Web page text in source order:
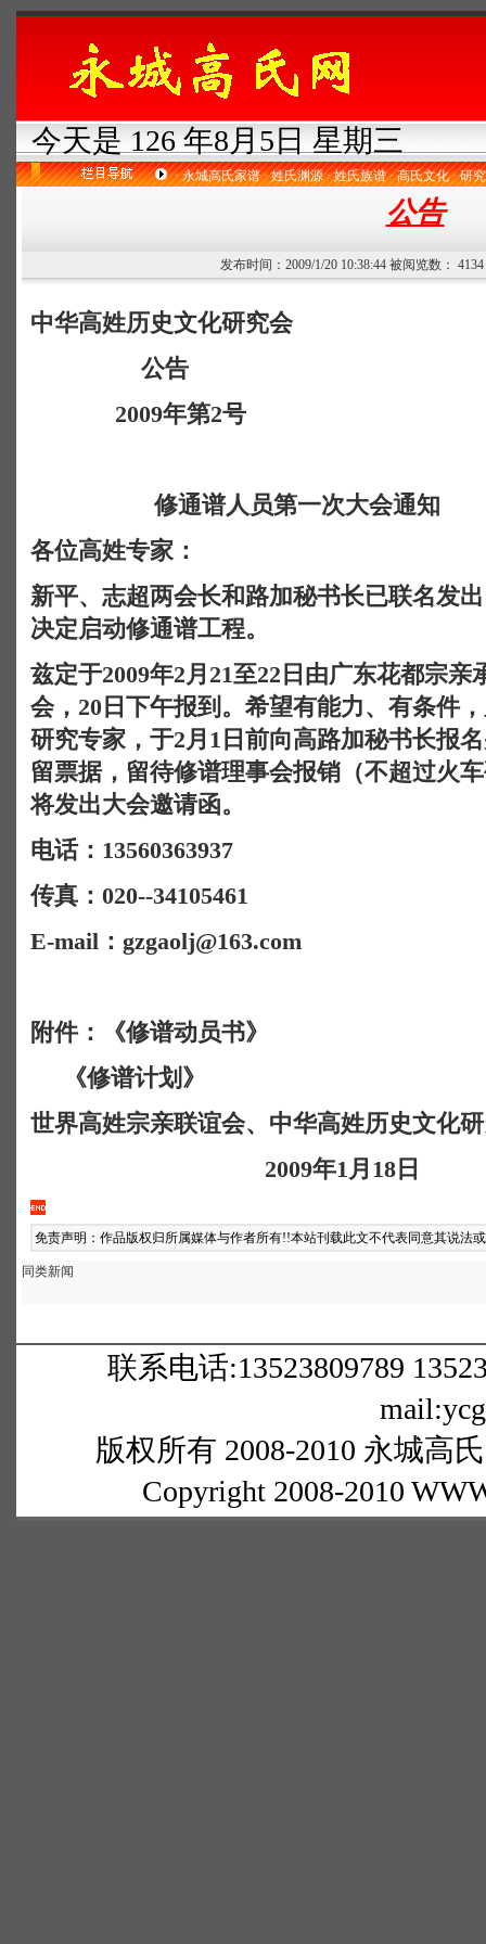
今天是 126 年8月5日 星期三
· 永城高氏家谱 · 姓氏渊源 · 姓氏族谱 · 高氏文化 · 研
公告
发布时间：2009/1/20 10:38:44 被阅览数：
中华高姓历史文化研究会
公告
2009年第2号
修通谱人员第一次大会通知
各位高姓专家：
新平、志超两会长和路加秘书长已联名发
决定启动修通谱工程。
兹定于2009年2月 21至22 日由广东花都宗亲
会， 20日下午报到。希望有能力、有条件
研究专家，于2月 1 日前向高路加秘书长报
留票据，留待修谱理事会报销（不超过火
将发出大会邀请函。
电话： 13560363937
传真： 020--34105461
E-mail： gzgaolj@163.com
附件：《修谱动员书》
《修谱计划》
世界高姓宗亲联谊会、中华高姓历史文化
2009年1月 18日
免责声明：作品版权归所属媒体与作者所有!!本站刊载此文不代表同意其说法
同类新闻
联系电话:13523809789
版权所有 2008-2010 永城高
Copyright 2008-2010